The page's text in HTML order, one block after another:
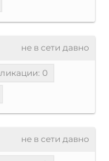
не в сети давно
0
не в сети давно